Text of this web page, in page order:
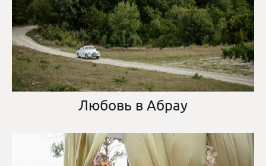
Любовь в Абрау